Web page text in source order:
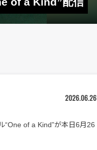
2026.06.26
of a Kind”が本日6月26